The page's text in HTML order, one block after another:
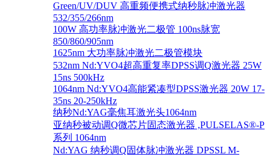
Green/UV/DUV 高重频便携式纳秒脉冲激光器
532/355/266nm
100W 高功率脉冲激光二极管 100ns脉宽
850/860/905nm
1625nm 大功率脉冲激光二极管模块
532nm Nd:YVO4超高重复率DPSS调Q激光器 25W
15ns 500kHz
1064nm Nd:YVO4高能紧凑型DPSS激光器 20W 17-
35ns 20-250kHz
纳秒Nd:YAG毫焦耳激光头1064nm
亚纳秒被动调Q微芯片固态激光器 ,PULSELAS®-P
系列 1064nm
Nd:YAG 纳秒调Q固体脉冲激光器 DPSSL M-